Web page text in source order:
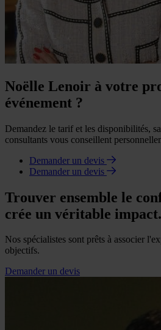
Noëlle Lenoir à votre
événement ?
Demandez le tarif et les disponibilités,
consultants vous conseillent
Demander un devis
Demander un devis
Trouver ensemble le
crée un véritable impact.
Nos spécialistes sont prêts à associer
objectifs.
Demander un devis